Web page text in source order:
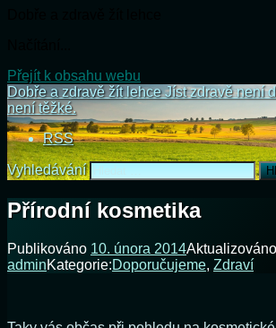
Přejít k obsahu webu
Dobře a zdravě žít lehceJíst zdravě není
není těžké.
RSS
Vyhledávání
Přírodní kosmetika
Publikováno 10. února 2014Aktualizováno
adminKategorie:Doporučujeme, Zdraví